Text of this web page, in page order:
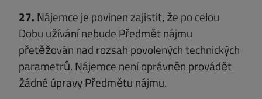
27. Nájemce je povinen zajistit, že po celou
Dobu užívání nebude Předmět nájmu
přetěžován nad rozsah povolených technických
parametrů. Nájemce není oprávněn provádět
žádné úpravy Předmětu nájmu.